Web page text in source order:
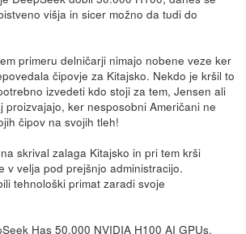
višja in sicer možno da tudi do
primeru delničarji nimajo nobene veze ker
čipovje za Kitajsko. Nekdo je kršil to
izvedeti kdo stoji za tem, Jensen ali
proizvajajo, ker nesposobni Američani ne
čipov na svojih tleh!
skrival zalaga Kitajsko in pri tem krši
v velja pod prejšnjo administracijo.
tehnološki primat zaradi svoje
Has 50,000 NVIDIA H100 AI GPUs,